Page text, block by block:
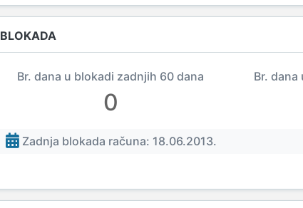
BLOKADA
Br. dana u blokadi zadnjih 60 dana
0
Br.
Zadnja blokada računa: 18.06.2013.